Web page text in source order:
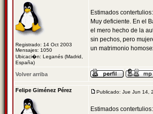
Registrado: 14 Oct 2003
Mensajes: 1050
Ubicaci�n: Leganés (Madrid,
España)
Estimados
Muy deficiente. En el
el mero hecho de la
sin pechos, pero
un matrimonio
Volver arriba
Felipe Giménez Pérez Publicado: Jue Jun 14,
Estimados